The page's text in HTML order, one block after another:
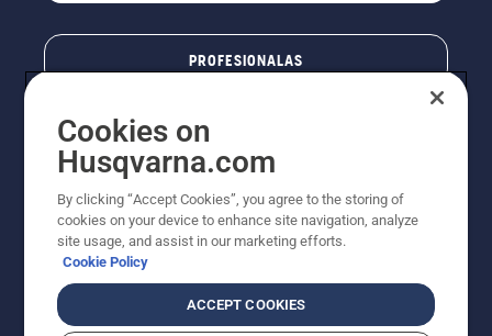
PROFESIONALAS
© „Husqvarna AB“ (leid). Visos teisės priklauso autoriui.
Nurodoma rekomenduojama mažmeninė kaina (RMK),
Cookies on
Husqvarna.com
By clicking “Accept Cookies”, you agree to the storing of
cookies on your device to enhance site navigation, analyze
site usage, and assist in our marketing efforts.
Cookie Policy
ACCEPT COOKIES